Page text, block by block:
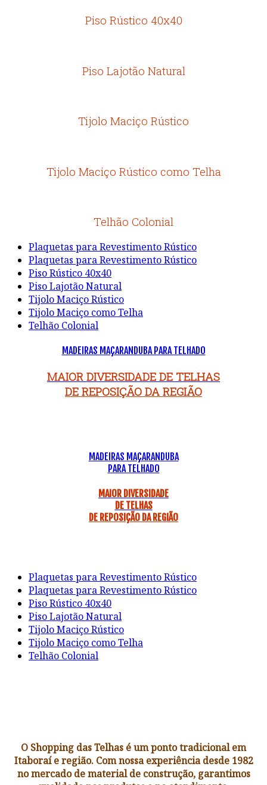
Piso Rústico 40x40
Piso Lajotão Natural
Tijolo Maciço Rústico
Tijolo Maciço Rústico como Telha
Telhão Colonial
Plaquetas para Revestimento Rústico
Plaquetas para Revestimento Rústico
Piso Rústico 40x40
Piso Lajotão Natural
Tijolo Maciço Rústico
Tijolo Maciço como Telha
Telhão Colonial
MADEIRAS MAÇARANDUBA PARA TELHADO
MAIOR DIVERSIDADE DE TELHAS
DE REPOSIÇÃO DA REGIÃO
MADEIRAS MAÇARANDUBA
PARA TELHADO
MAIOR DIVERSIDADE
DE TELHAS
DE REPOSIÇÃO DA REGIÃO
Plaquetas para Revestimento Rústico
Plaquetas para Revestimento Rústico
Piso Rústico 40x40
Piso Lajotão Natural
Tijolo Maciço Rústico
Tijolo Maciço como Telha
Telhão Colonial
O Shopping das Telhas é um ponto tradicional em
Itaboraí e região. Com nossa experiência desde 1982
no mercado de material de construção, garantimos